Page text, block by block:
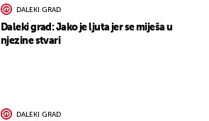
DALEKI GRAD
Daleki grad: Jako je ljuta jer se miješa u
njezine stvari
DALEKI GRAD